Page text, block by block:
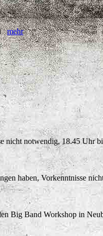
mehr
nicht notwendig, 18.45 Uhr
haben, Vorkenntnisse
Big Band Workshop in